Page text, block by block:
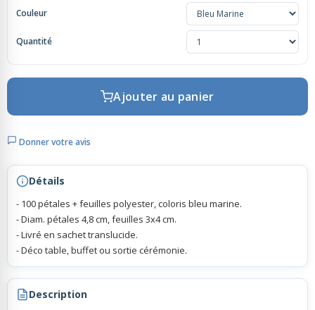
Rubans Tulle Organdi
Scrapbooking, Loisirs Créatifs
Couleur
Quantité
Ajouter au panier
Donner votre avis
Détails
- 100 pétales + feuilles polyester, coloris bleu marine.
- Diam. pétales 4,8 cm, feuilles 3x4 cm.
- Livré en sachet translucide.
- Déco table, buffet ou sortie cérémonie.
Description